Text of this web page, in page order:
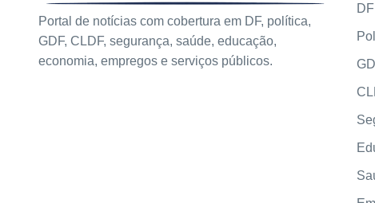
Portal de notícias com cobertura em DF, política,
GDF, CLDF, segurança, saúde, educação,
economia, empregos e serviços públicos.
DF